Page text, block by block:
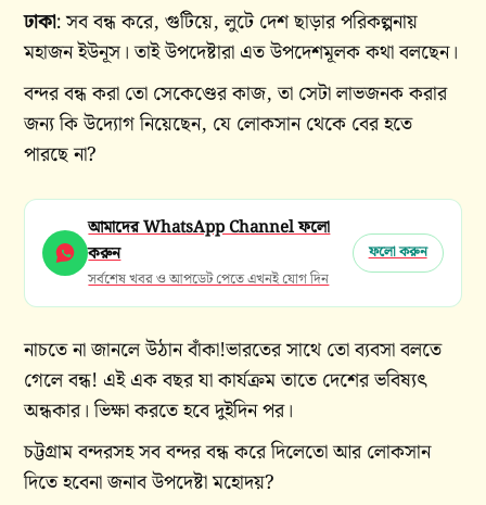
ঢাকা: সব বন্ধ করে, গুটিয়ে, লুটে দেশ ছাড়ার পরিকল্পনায়
মহাজন ইউনূস। তাই উপদেষ্টারা এত উপদেশমূলক কথা বলছেন।
বন্দর বন্ধ করা তো সেকেণ্ডের কাজ, তা সেটা লাভজনক করার
জন্য কি উদ্যোগ নিয়েছেন, যে লোকসান থেকে বের হতে
পারছে না?
আমাদের WhatsApp Channel ফলো
করুন
সর্বশেষ খবর ও আপডেট পেতে এখনই যোগ দিন
ফলো করুন
নাচতে না জানলে উঠান বাঁকা!ভারতের সাথে তো ব্যবসা বলতে
গেলে বন্ধ! এই এক বছর যা কার্যক্রম তাতে দেশের ভবিষ্যৎ
অন্ধকার। ভিক্ষা করতে হবে দুইদিন পর।
চট্টগ্রাম বন্দরসহ সব বন্দর বন্ধ করে দিলেতো আর লোকসান
দিতে হবেনা জনাব উপদেষ্টা মহোদয়?